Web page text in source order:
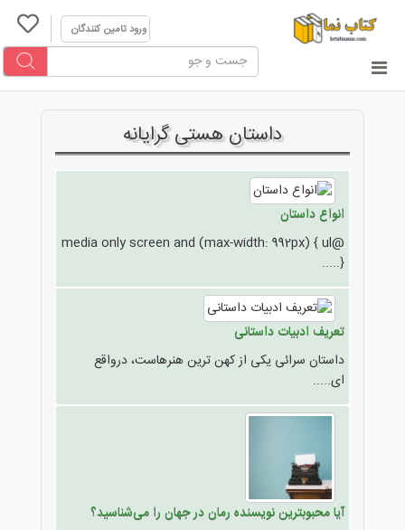
ورود تامین کنندگان
داستان هستی گرایانه
انواع داستان
@media only screen and (max-width: 992px) { ul
{.....
تعریف ادبیات داستانی
داستان سرائی یکی از کهن ترین هنرهاست، درواقع
ای.....
آیا محبوبترین نویسنده رمان در جهان را می‌شناسید؟